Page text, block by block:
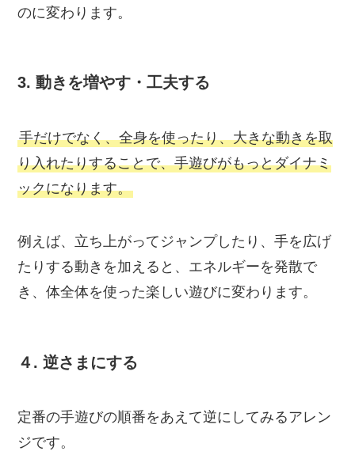
のに変わります。
3.動きを増やす・工夫する
手だけでなく、全身を使ったり、大きな動きを取
り入れたりすることで、手遊びがもっとダイナミ
ックになります。
例えば、立ち上がってジャンプしたり、手を広げ
たりする動きを加えると、エネルギーを発散で
き、体全体を使った楽しい遊びに変わります。
４.逆さまにする
定番の手遊びの順番をあえて逆にしてみるアレン
ジです。